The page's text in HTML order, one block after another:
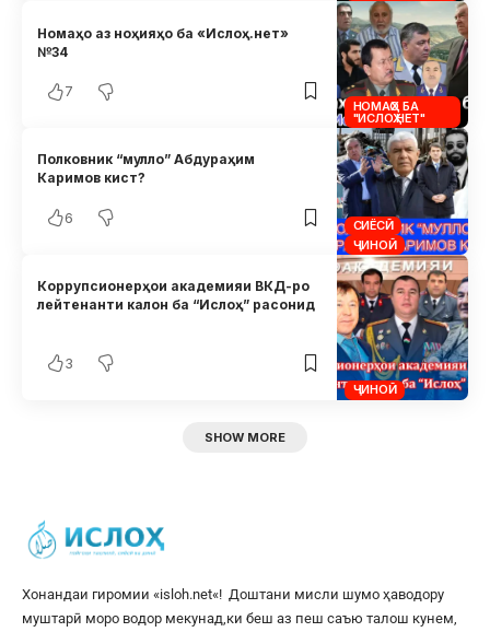
НОМАҲО БА
"ИСЛОҲ.НЕТ"
Номаҳо аз ноҳияҳо ба «Ислоҳ.нет»
№34
7
СИЁСӢ
ҶИНОӢ
Полковник “мулло” Абдураҳим
Каримов кист?
6
ҶИНОӢ
Коррупсионерҳои академияи ВКД-ро
лейтенанти калон ба “Ислоҳ” расонид
3
SHOW MORE
Хонандаи гиромии «isloh.net«! Доштани мисли шумо ҳаводору
муштарӣ моро водор мекунад,ки беш аз пеш саъю талош кунем,